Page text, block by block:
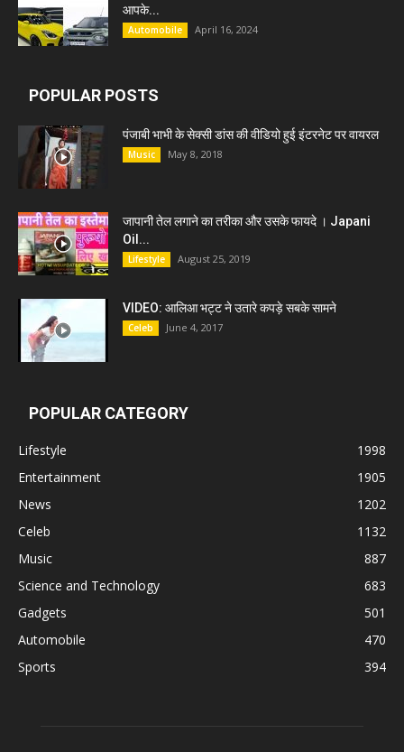
आपके...
Automobile April 16, 2024
POPULAR POSTS
पंजाबी भाभी के सेक्सी डांस की वीडियो हुई इंटरनेट पर वायरल
Music May 8, 2018
जापानी तेल लगाने का तरीका और उसके फायदे । Japani
Oil...
Lifestyle August 25, 2019
VIDEO: आलिआ भट्ट ने उतारे कपड़े सबके सामने
Celeb June 4, 2017
POPULAR CATEGORY
Lifestyle
1998
Entertainment
1905
News
1202
Celeb
1132
Music
887
Science and Technology
683
Gadgets
501
Automobile
470
Sports
394